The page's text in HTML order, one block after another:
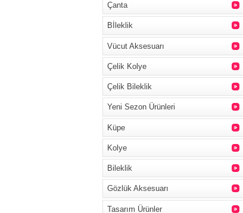
Çanta
Bİleklik
Vücut Aksesuarı
Çelik Kolye
Çelik Bileklik
Yeni Sezon Ürünleri
Küpe
Kolye
Bileklik
Gözlük Aksesuarı
Tasarım Ürünler